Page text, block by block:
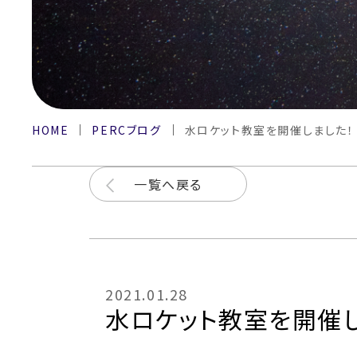
HOME PERCブログ 水ロケット教室を開催しました！
一覧へ戻る
2021.01.28
水ロケット教室を開催